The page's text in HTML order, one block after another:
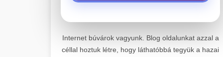
+
Professzionális elektromos roller
Internet búvárok vagyunk. Blog oldalunkat azzal a
céllal hoztuk létre, hogy láthatóbbá tegyük a hazai